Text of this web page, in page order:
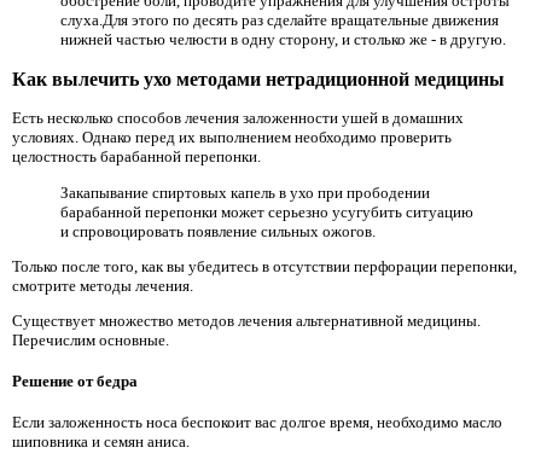
слуха.Для этого по десять раз сделайте вращательные движения
нижней частью челюсти в одну сторону, и столько же - в другую.
Как вылечить ухо методами нетрадиционной медицины
Есть несколько способов лечения заложенности ушей в домашних
условиях. Однако перед их выполнением необходимо проверить
целостность барабанной перепонки.
Закапывание спиртовых капель в ухо при прободении
барабанной перепонки может серьезно усугубить ситуацию
и спровоцировать появление сильных ожогов.
Только после того, как вы убедитесь в отсутствии перфорации перепонки,
смотрите методы лечения.
Существует множество методов лечения альтернативной медицины.
Перечислим основные.
Решение от бедра
Если заложенность носа беспокоит вас долгое время, необходимо масло
шиповника и семян аниса.